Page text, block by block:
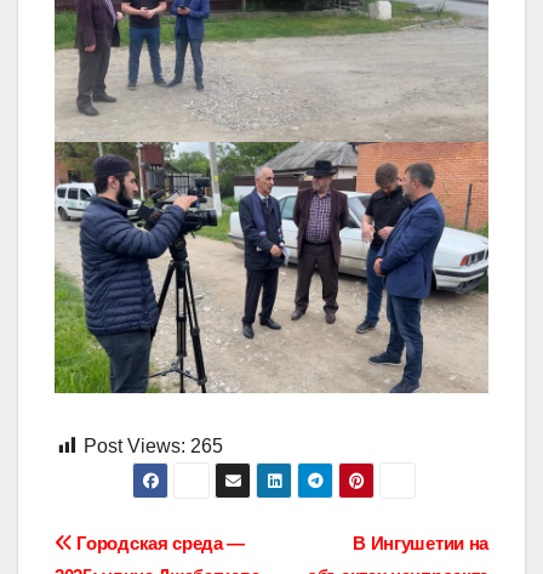
Post Views: 265
Навигация
В Ингушетии на
Городская среда —